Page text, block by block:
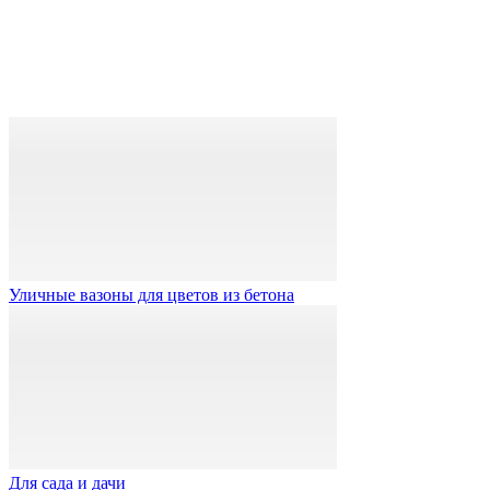
Уличные вазоны для цветов из бетона
Для сада и дачи